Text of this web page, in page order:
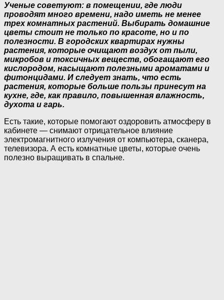
Ученые советуют: в помещении, где люди
проводят много времени, надо иметь не менее
трех комнатных растений. Выбирать домашние
цветы стоит не только по красоте, но и по
полезности. В городских квартирах нужны
растения, которые очищают воздух от пыли,
микробов и токсичных веществ, обогащают его
кислородом, насыщают полезными ароматами и
фитонцидами. И следует знать, что есть
растения, которые больше пользы принесут на
кухне, где, как правило, повышенная влажность,
духота и гарь.
Есть такие, которые помогают оздоровить атмосферу в
кабинете — снимают отрицательное влияние
электромагнитного излучения от компьютера, сканера,
телевизора. А есть комнатные цветы, которые очень
полезно выращивать в спальне.